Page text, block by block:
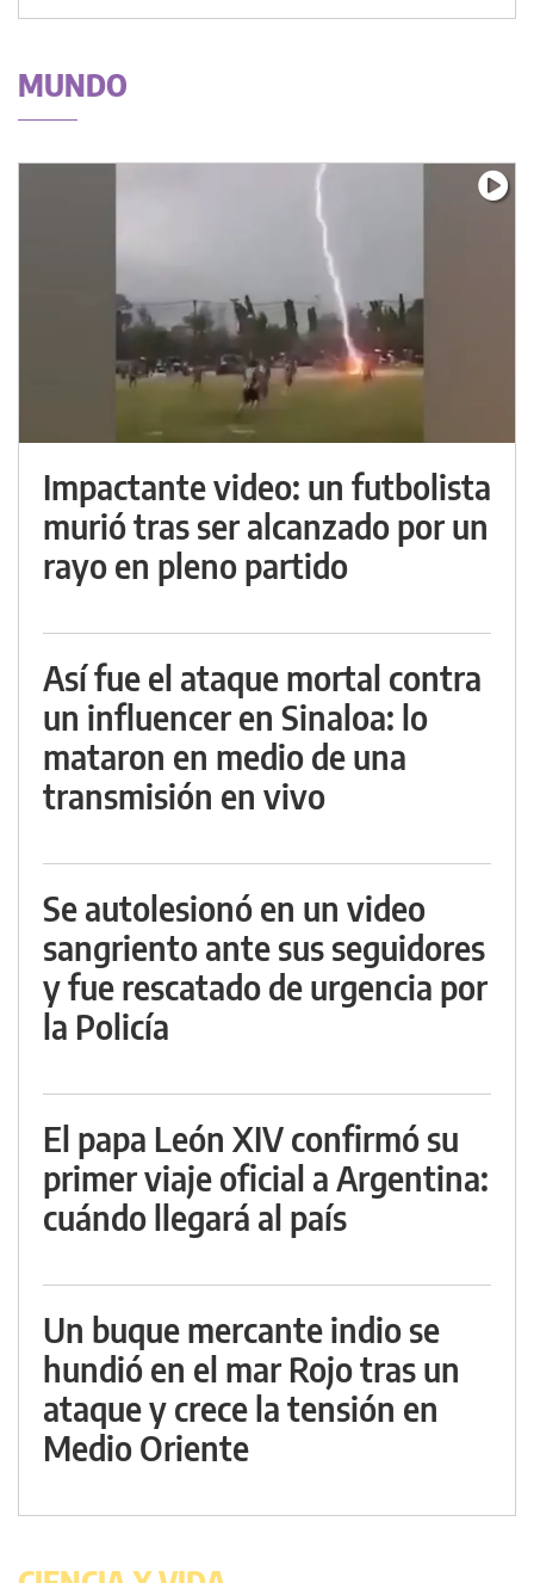
MUNDO
Impactante video: un futbolista
murió tras ser alcanzado por un
rayo en pleno partido
Así fue el ataque mortal contra
un influencer en Sinaloa: lo
mataron en medio de una
transmisión en vivo
Se autolesionó en un video
sangriento ante sus seguidores
y fue rescatado de urgencia por
la Policía
El papa León XIV confirmó su
primer viaje oficial a Argentina:
cuándo llegará al país
Un buque mercante indio se
hundió en el mar Rojo tras un
ataque y crece la tensión en
Medio Oriente